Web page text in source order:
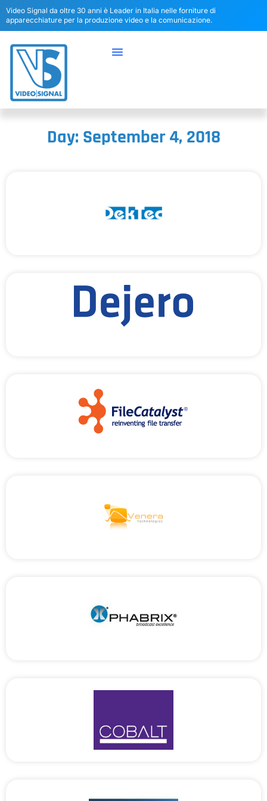
Video Signal da oltre 30 anni è Leader in Italia nelle forniture di
apparecchiature per la produzione video e la comunicazione.
Day: September 4, 2018